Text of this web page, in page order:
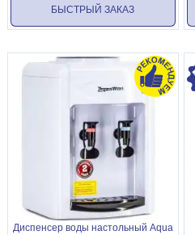
БЫСТРЫЙ ЗАКАЗ
Диспенсер воды настольный Aqua